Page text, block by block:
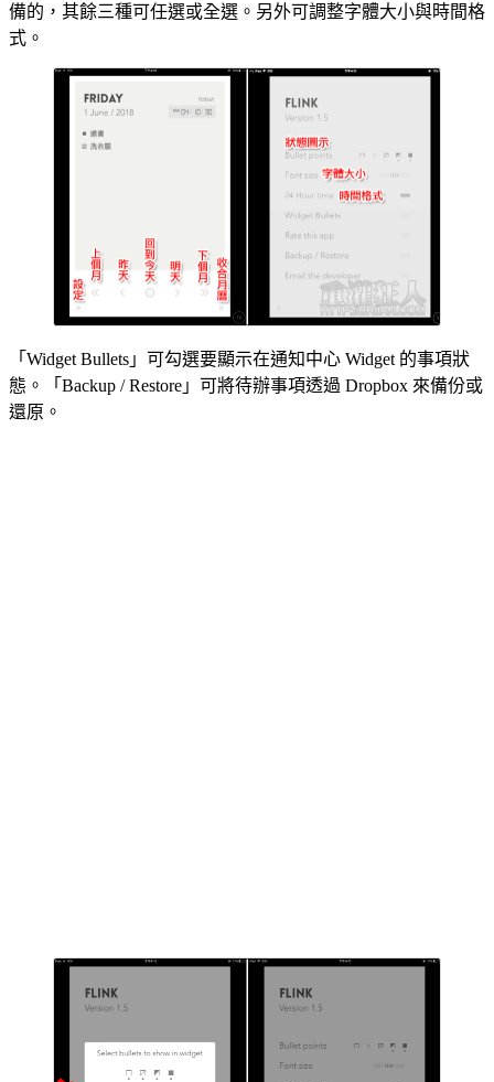
備的，其餘三種可任選或全選。另外可調整字體大小與時間格
式。
「Widget Bullets」可勾選要顯示在通知中心 Widget 的事項狀
態。「Backup / Restore」可將待辦事項透過 Dropbox 來備份或
還原。